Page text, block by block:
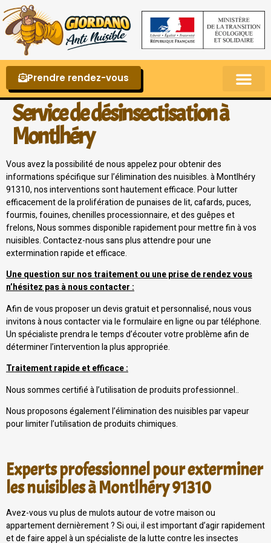
Prendre rendez-vous
Service de désinsectisation à
Montlhéry
Vous avez la possibilité de nous appelez pour obtenir des
informations spécifique sur l’élimination des nuisibles. à Montlhéry
91310, nos interventions sont hautement efficace. Pour lutter
efficacement de la prolifération de punaises de lit, cafards, puces,
fourmis, fouines, chenilles processionnaire, et des guêpes et
frelons, Nous sommes disponible rapidement pour mettre fin à vos
nuisibles. Contactez-nous sans plus attendre pour une
extermination rapide et efficace.
Une question sur nos traitement ou une prise de rendez vous
n’hésitez pas à nous contacter :
Afin de vous proposer un devis gratuit et personnalisé, nous vous
invitons à nous contacter via le formulaire en ligne ou par téléphone.
Un spécialiste prendra le temps d’écouter votre problème afin de
déterminer l’intervention la plus appropriée.
Traitement rapide et efficace :
Nous sommes certifié à l’utilisation de produits professionnel..
Nous proposons également l’élimination des nuisibles par vapeur
pour limiter l’utilisation de produits chimiques.
Experts professionnel pour exterminer
les nuisibles à Montlhéry 91310
Avez-vous vu plus de mulots autour de votre maison ou
appartement dernièrement ? Si oui, il est important d’agir rapidement
et de faire appel à un spécialiste de la lutte contre les insectes